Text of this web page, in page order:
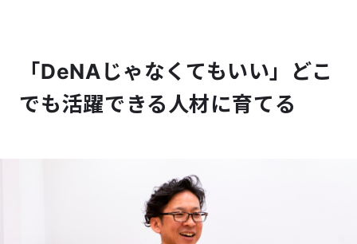
「DeNAじゃなくてもいい」どこ
でも活躍できる人材に育てる